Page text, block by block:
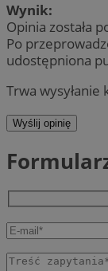
Wynik:
Opinia została
Po
udostępniona
Trwa wysyłanie
Wyślij opinię